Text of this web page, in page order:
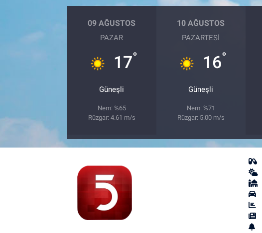
09 AĞUSTOS
PAZAR
17°
Güneşli
Nem: %65
Rüzgar: 4.61 m/s
10 AĞUSTOS
PAZARTESI
16°
Güneşli
Nem: %71
Rüzgar: 5.00 m/s